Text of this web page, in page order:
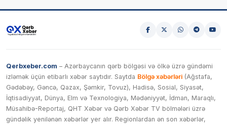
Qerbxeber.com – Azərbaycanın qərb bölgəsi və ölkə üzrə gündəmi
izləmək üçün etibarlı xəbər saytıdır. Saytda Bölgə xəbərləri (Ağstafa,
Gədəbəy, Gəncə, Qazax, Şəmkir, Tovuz), Hadisə, Sosial, Siyasət,
İqtisadiyyat, Dünya, Elm və Texnologiya, Mədəniyyət, İdman, Maraqlı,
Müsahibə-Reportaj, QHT Xəbər və Qərb Xəbər TV bölmələri üzrə
gündəlik yenilənən xəbərlər yer alır. Regionlardan ən son xəbərlər,